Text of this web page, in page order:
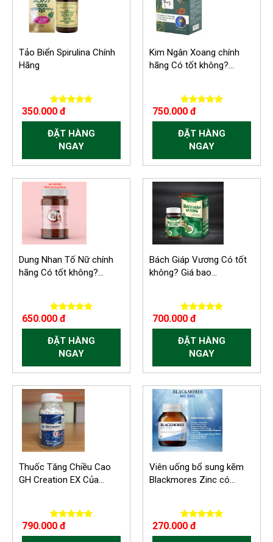
Tảo Biển Spirulina Chính
Hãng
350.000 đ
ĐẶT HÀNG
NGAY
Kim Ngân Xoang chính
hãng Có tốt không?...
750.000 đ
ĐẶT HÀNG
NGAY
Dung Nhan Tố Nữ chính
hãng Có tốt không?...
650.000 đ
ĐẶT HÀNG
NGAY
Bách Giáp Vương Có tốt
không? Giá bao...
700.000 đ
ĐẶT HÀNG
NGAY
Thuốc Tăng Chiều Cao
GH Creation EX Của...
790.000 đ
Viên uống bổ sung kẽm
Blackmores Zinc có...
270.000 đ